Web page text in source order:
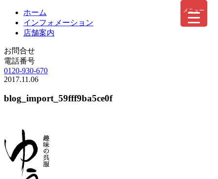
ホーム
インフォメーション
店舗案内
お問合せ
電話番号
0120-930-670
2017.11.06
blog_import_59fff9ba5ce0f
メニュー